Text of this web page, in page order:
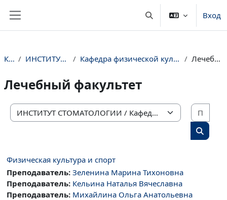
Изменить данныеВход
Курсы ИНСТИТУТ СТОМАТОЛОГИИ Кафедра физической культуры и медицинской реабилитации Лечебный факультет
Лечебный факультет
Категории курсов
Поиск
Физическая культура и спорт
Преподаватель: Зеленина Марина Тихоновна
Преподаватель: Кельина Наталья Вячеславна
Преподаватель: Михайлина Ольга Анатольевна